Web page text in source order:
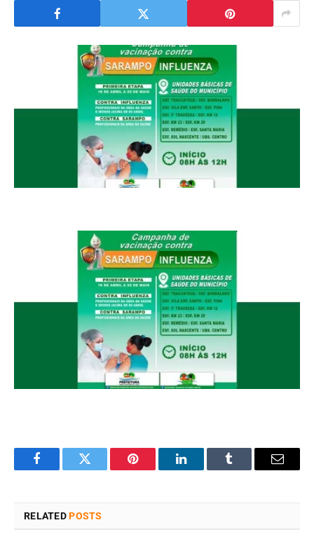
FacebookTwitter Pinterest LinkedInTumblr Email
RELATEDPOSTS